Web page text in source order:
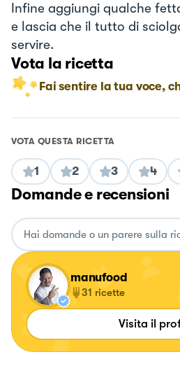
Infine aggiungi qualche
e lascia che il tutto di
servire.
Vota la ricetta
Fai sentire la tua voce,
VOTA QUESTA RICETTA
1 2 3 4
Domande e recensioni
manufood
31 ricette
Visita il